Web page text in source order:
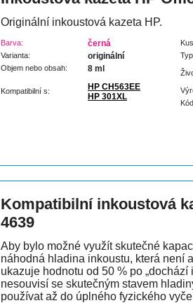
Originální inkoustová kazeta HP.
Barva: černá
Varianta: originální
Objem nebo obsah: 8 ml
Kompatibilní s:
HP CH563EE
HP 301XL
Kompatibilní inkoustová
4639
Aby bylo možné využít skutečné
náhodná hladina inkoustu, která není
ukazuje hodnotu od 50 % po
nesouvisí se skutečným stavem
používat až do úplného fyzického